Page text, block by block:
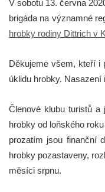
V sobotu 13. června
brigáda na významné
hrobky rodiny Dittrich v
Děkujeme všem, kteří i
úklidu hrobky. Nasazení
Členové klubu turistů a
hrobky od loňského
prozatím jsou finanční
hrobky pozastaveny,
měsíci srpnu.